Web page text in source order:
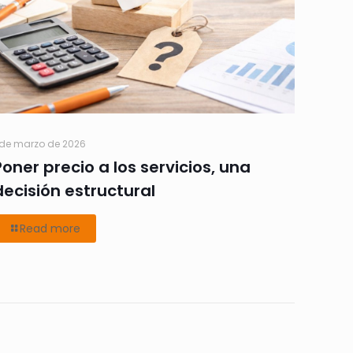
marzo de 2026
precio a los servicios, una
estructural
Read more